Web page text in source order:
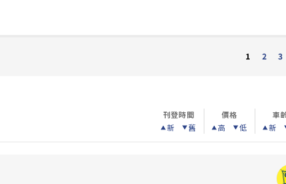
1 2 3
刊登時間
新
舊
價格
高
低
車
新